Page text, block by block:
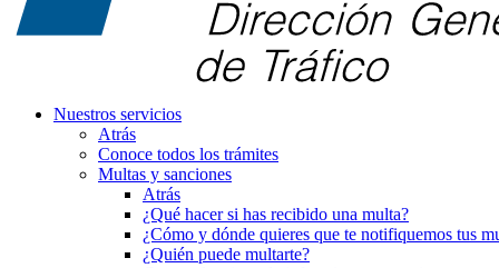
Nuestros servicios
Atrás
Conoce todos los trámites
Multas y sanciones
Atrás
¿Qué hacer si has recibido una multa?
¿Cómo y dónde quieres que te notifiquemos tus
¿Quién puede multarte?